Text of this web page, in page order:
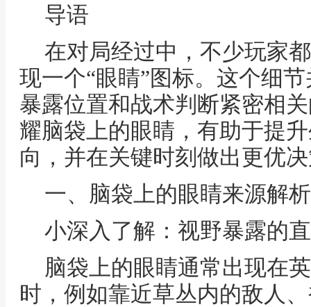
导语
在对局经过中，不少玩家
现一个“眼睛”图标。这个细
暴露位置和战术判断紧密相
耀脑袋上的眼睛，有助于提
向，并在关键时刻做出更优
一、脑袋上的眼睛来源解析
小深入了解：视野暴露的
脑袋上的眼睛通常出现在
时，例如靠近草丛内的敌人